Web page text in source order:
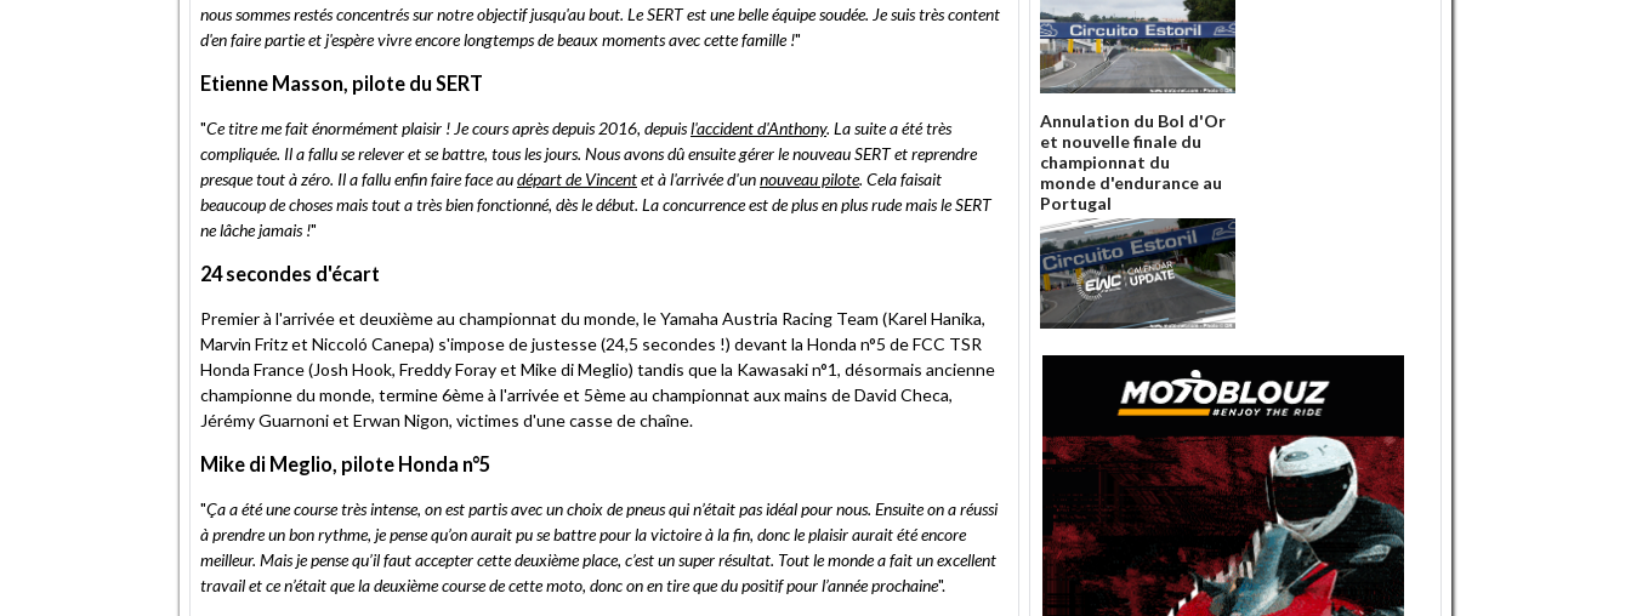
nous sommes restés concentrés sur notre objectif jusqu'au bout. Le SERT est une belle équipe soudée. Je suis très content
d'en faire partie et j'espère vivre encore longtemps de beaux moments avec cette famille !"
Etienne Masson, pilote du SERT
"Ce titre me fait énormément plaisir ! Je cours après depuis 2016, depuisl'accident d'Anthony. La suite a été très
compliquée. Il a fallu se relever et se battre, tous les jours. Nous avons dû ensuite gérer le nouveau SERT et reprendre
presque tout à zéro. Il a fallu enfin faire face audépart de Vincentet à l'arrivée d'unnouveau pilote. Cela faisait
beaucoup de choses mais tout a très bien fonctionné, dès le début. La concurrence est de plus en plus rude mais le SERT
ne lâche jamais !"
24 secondes d'écart
Premier à l'arrivée et deuxième au championnat du monde, le Yamaha Austria Racing Team (Karel Hanika,
Marvin Fritz et Niccoló Canepa) s'impose de justesse (24,5 secondes !) devant la Honda n°5 de FCC TSR
Honda France (Josh Hook, Freddy Foray et Mike di Meglio) tandis que la Kawasaki n°1, désormais ancienne
championne du monde, termine 6ème à l'arrivée et 5ème au championnat aux mains de David Checa,
Jérémy Guarnoni et Erwan Nigon, victimes d'une casse de chaîne.
Mike di Meglio, pilote Honda n°5
"Ça a été une course très intense, on est partis avec un choix de pneus qui n’était pas idéal pour nous. Ensuite on a réussi
à prendre un bon rythme, je pense qu’on aurait pu se battre pour la victoire à la fin, donc le plaisir aurait été encore
meilleur. Mais je pense qu’il faut accepter cette deuxième place, c’est un super résultat. Tout le monde a fait un excellent
travail et ce n’était que la deuxième course de cette moto, donc on en tire que du positif pour l’année prochaine".
Annulation du Bol d'Or
et nouvelle finale du
championnat du
monde d'endurance au
Portugal